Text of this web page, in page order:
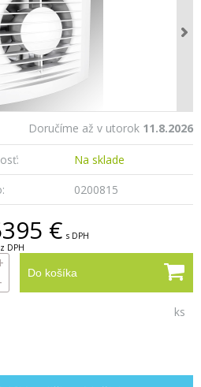
Doručíme až v utorok 11.8.2026
Na sklade
0200815
€ s DPH
DPH
Do košíka
ks